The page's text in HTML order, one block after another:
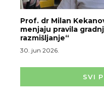
Prof. dr Milan
menjaju pravila
razmišljanje“
30. jun 2026.
SVI